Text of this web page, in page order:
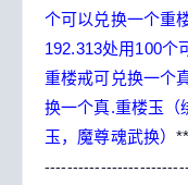
个可以兑换一个重
192.313处用100个
重楼戒可兑换一个
换一个真.重楼玉（
玉，魔尊魂武换）**